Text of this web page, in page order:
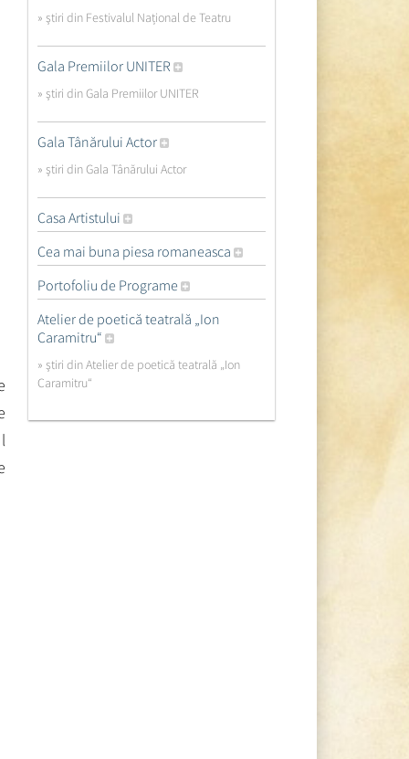
» ştiri din Festivalul Național de Teatru
Gala Premiilor UNITER
» ştiri din Gala Premiilor UNITER
Gala Tânărului Actor
» ştiri din Gala Tânărului Actor
Casa Artistului
Cea mai buna piesa romaneasca
Portofoliu de Programe
Atelier de poetică teatrală „Ion
Caramitru“
» ştiri din Atelier de poetică teatrală „Ion
Caramitru“